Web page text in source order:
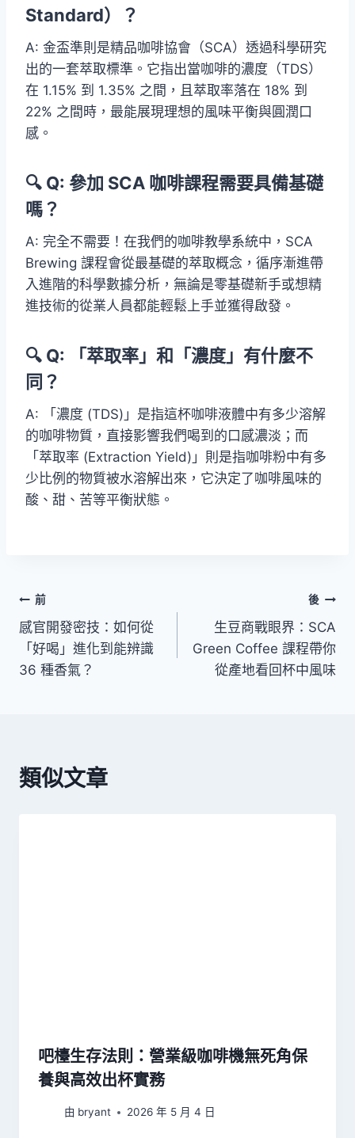
Standard）？
A: 金盃準則是精品咖啡協會（SCA）透過科學研究
出的一套萃取標準。它指出當咖啡的濃度（TDS）
在 1.15% 到 1.35% 之間，且萃取率落在 18% 到
22% 之間時，最能展現理想的風味平衡與圓潤口
感。
🔍 Q: 參加 SCA 咖啡課程需要具備基礎
嗎？
A: 完全不需要！在我們的咖啡教學系統中，SCA
Brewing 課程會從最基礎的萃取概念，循序漸進帶
入進階的科學數據分析，無論是零基礎新手或想精
進技術的從業人員都能輕鬆上手並獲得啟發。
🔍 Q: 「萃取率」和「濃度」有什麼不
同？
A: 「濃度 (TDS)」是指這杯咖啡液體中有多少溶解
的咖啡物質，直接影響我們喝到的口感濃淡；而
「萃取率 (Extraction Yield)」則是指咖啡粉中有多
少比例的物質被水溶解出來，它決定了咖啡風味的
酸、甜、苦等平衡狀態。
前
感官開發密技：如何從
「好喝」進化到能辨識
36 種香氣？
後
生豆商戰眼界：SCA
Green Coffee 課程帶你
從產地看回杯中風味
類似文章
吧檯生存法則：營業級咖啡機無死角保
養與高效出杯實務
由 bryant 2026 年 5 月 4 日